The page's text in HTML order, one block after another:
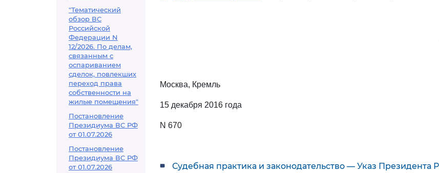
"Тематический
обзор ВС
Российской
Федерации N
12/2026. По делам,
связанным с
оспариванием
сделок, повлекших
переход права
собственности на
жилые помещения"
Постановление
Президиума ВС РФ
от 01.07.2026
Постановление
Президиума ВС РФ
от 01.07.2026
Москва, Кремль
15 декабря 2016 года
N 670
Судебная практика и законодательство — Указ Президента